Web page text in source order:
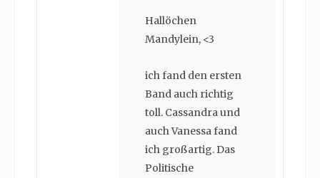
Hallöchen
Mandylein, <3
ich fand den ersten
Band auch richtig
toll. Cassandra und
auch Vanessa fand
ich großartig. Das
Politische